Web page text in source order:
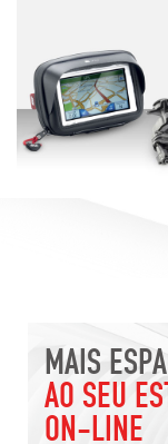
MAIS
AO SEU
ON-LINE